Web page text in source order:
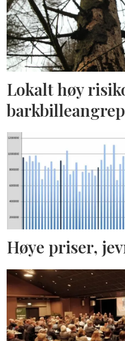
Lokalt høy
barkbilleangrep
Høye priser,